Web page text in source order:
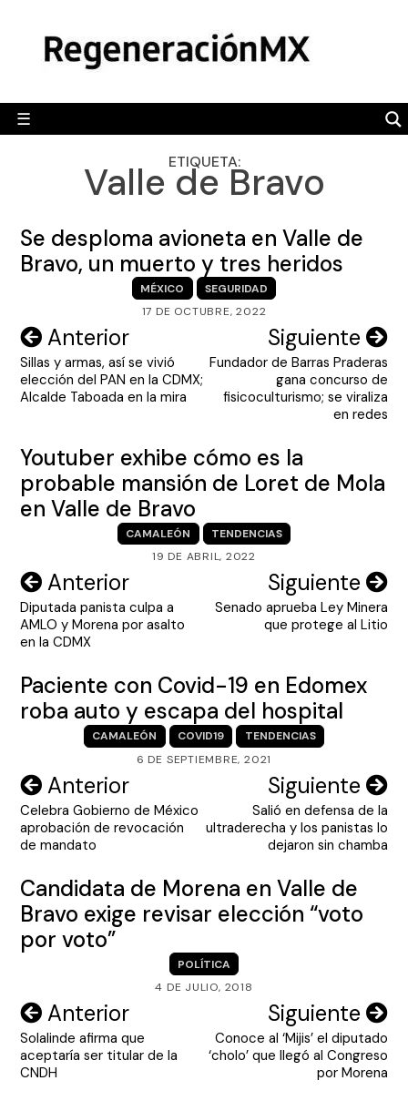
content
☰
POLÍTICA
CAMALEÓN
OPINIÓN
ENGLISH SECTION
VIDEOS
ETIQUETA:
Valle de Bravo
Se desploma avioneta en Valle de
Bravo, un muerto y tres heridos
MÉXICO
SEGURIDAD
17 DE OCTUBRE, 2022
Navegación
de
entradas
Anterior
Sillas y armas, así se vivió
elección del PAN en la CDMX;
Alcalde Taboada en la mira
Siguiente
Fundador de Barras Praderas
gana concurso de
fisicoculturismo; se viraliza
en redes
Youtuber exhibe cómo es la
probable mansión de Loret de Mola
en Valle de Bravo
CAMALEÓN
TENDENCIAS
19 DE ABRIL, 2022
Navegación
de
entradas
Anterior
Diputada panista culpa a
AMLO y Morena por asalto
en la CDMX
Siguiente
Senado aprueba Ley Minera
que protege al Litio
Paciente con Covid-19 en Edomex
roba auto y escapa del hospital
CAMALEÓN COVID19
TENDENCIAS
6 DE SEPTIEMBRE, 2021
Navegación
de
entradas
Anterior
Celebra Gobierno de México
aprobación de revocación
de mandato
Siguiente
Salió en defensa de la
ultraderecha y los panistas lo
dejaron sin chamba
Candidata de Morena en Valle de
Bravo exige revisar elección “voto
por voto”
POLÍTICA
4 DE JULIO, 2018
Navegación
de
entradas
Anterior
Solalinde afirma que
aceptaría ser titular de la
CNDH
Siguiente
Conoce al ‘Mijis’ el diputado
‘cholo’ que llegó al Congreso
por Morena